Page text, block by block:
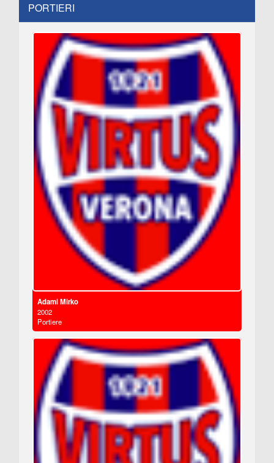
PORTIERI
Adami Mirko
2002
Portiere